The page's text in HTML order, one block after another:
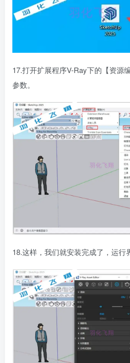
17.打开扩展程序V-Ray下的【资源
参数。
18.这样，我们就安装完成了，运行